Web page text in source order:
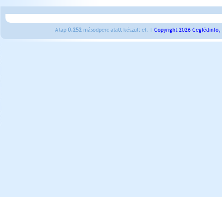
A lap 0.252 másodperc alatt készült el. | Copyright 2026